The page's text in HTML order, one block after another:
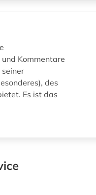
Kommentare
des
Es ist das